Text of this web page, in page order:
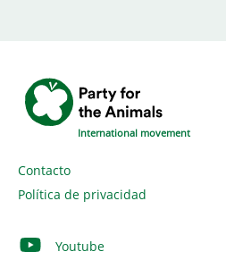
International movement
Contacto
Política de privacidad
Youtube